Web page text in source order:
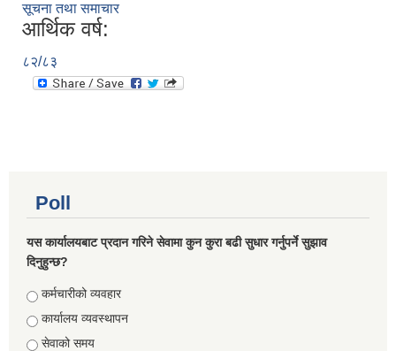
सूचना तथा समाचार
आर्थिक वर्ष:
८२/८३
Poll
यस कार्यालयबाट प्रदान गरिने सेवामा कुन कुरा बढी सुधार गर्नुपर्ने सुझाव
दिनुहुन्छ?
Choices
कर्मचारीको व्यवहार
कार्यालय व्यवस्थापन
सेवाको समय